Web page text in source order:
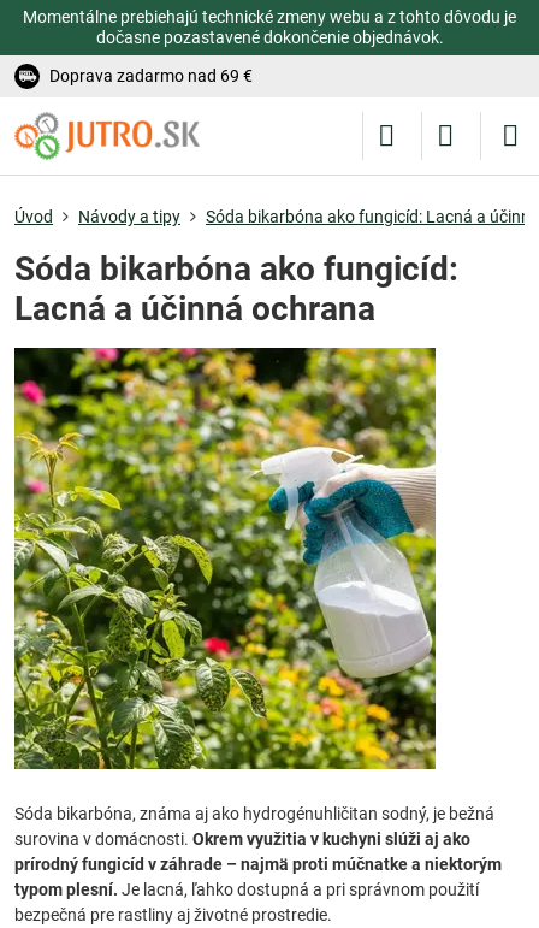
Momentálne prebiehajú technické zmeny webu a z tohto dôvodu je
dočasne pozastavené dokončenie objednávok.
Doprava zadarmo nad 69 €
Úvod Návody a tipy Sóda bikarbóna ako fungicíd: Lacná a
Sóda bikarbóna ako fungicíd:
Lacná a účinná ochrana
Sóda bikarbóna, známa aj ako hydrogénuhličitan sodný, je bežná
surovina v domácnosti. Okrem využitia v kuchyni slúži aj ako
prírodný fungicíd v záhrade – najmä proti múčnatke a niektorým
typom plesní. Je lacná, ľahko dostupná a pri správnom použití
bezpečná pre rastliny aj životné prostredie.